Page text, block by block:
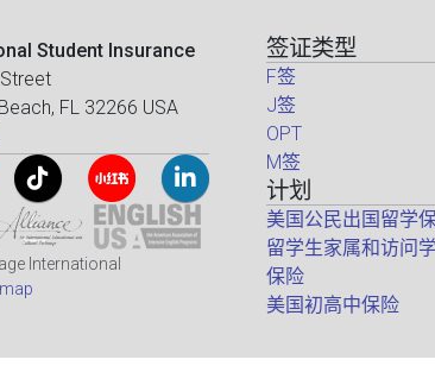
Student Insurance
FL 32266 USA
International
签证类型
F签
J签
OPT
M签
计划
美国公民出国留学
留学生家属和访问
保险
美国初高中保险